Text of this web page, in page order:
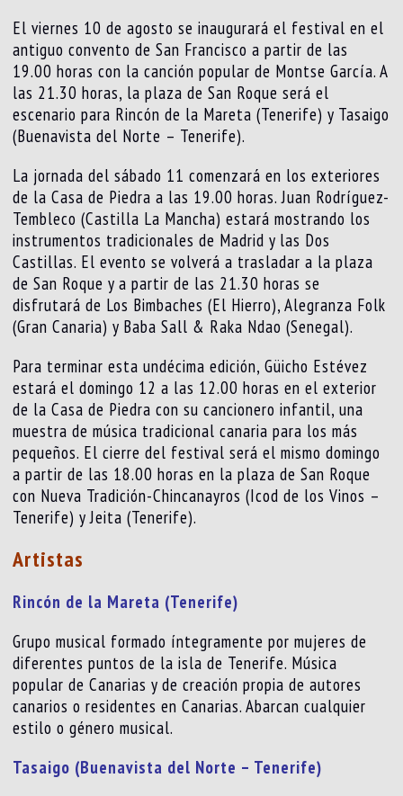
El viernes 10 de agosto se inaugurará el festival en el
antiguo convento de San Francisco a partir de las
19.00 horas con la canción popular de Montse García. A
las 21.30 horas, la plaza de San Roque será el
escenario para Rincón de la Mareta (Tenerife) y Tasaigo
(Buenavista del Norte – Tenerife).
La jornada del sábado 11 comenzará en los exteriores
de la Casa de Piedra a las 19.00 horas. Juan Rodríguez-
Tembleco (Castilla La Mancha) estará mostrando los
instrumentos tradicionales de Madrid y las Dos
Castillas. El evento se volverá a trasladar a la plaza
de San Roque y a partir de las 21.30 horas se
disfrutará de Los Bimbaches (El Hierro), Alegranza Folk
(Gran Canaria) y Baba Sall & Raka Ndao (Senegal).
Para terminar esta undécima edición, Güicho Estévez
estará el domingo 12 a las 12.00 horas en el exterior
de la Casa de Piedra con su cancionero infantil, una
muestra de música tradicional canaria para los más
pequeños. El cierre del festival será el mismo domingo
a partir de las 18.00 horas en la plaza de San Roque
con Nueva Tradición-Chincanayros (Icod de los Vinos –
Tenerife) y Jeita (Tenerife).
Artistas
Rincón de la Mareta (Tenerife)
Grupo musical formado íntegramente por mujeres de
diferentes puntos de la isla de Tenerife. Música
popular de Canarias y de creación propia de autores
canarios o residentes en Canarias. Abarcan cualquier
estilo o género musical.
Tasaigo (Buenavista del Norte – Tenerife)